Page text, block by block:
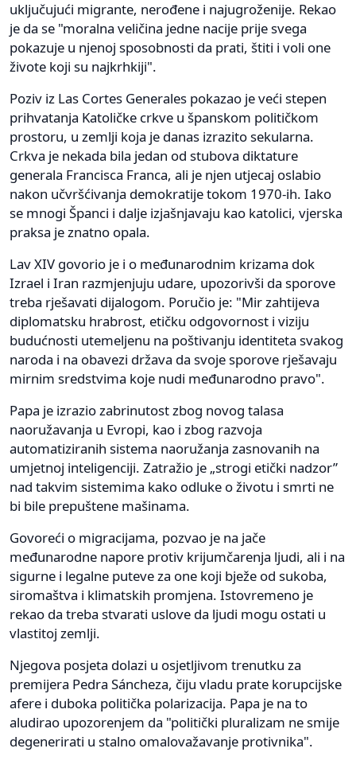
uključujući migrante, nerođene i najugroženije. Rekao
je da se "moralna veličina jedne nacije prije svega
pokazuje u njenoj sposobnosti da prati, štiti i voli one
živote koji su najkrhkiji".
Poziv iz Las Cortes Generales pokazao je veći stepen
prihvatanja Katoličke crkve u španskom političkom
prostoru, u zemlji koja je danas izrazito sekularna.
Crkva je nekada bila jedan od stubova diktature
generala Francisca Franca, ali je njen utjecaj oslabio
nakon učvršćivanja demokratije tokom 1970-ih. Iako
se mnogi Španci i dalje izjašnjavaju kao katolici, vjerska
praksa je znatno opala.
Lav XIV govorio je i o međunarodnim krizama dok
Izrael i Iran razmjenjuju udare, upozorivši da sporove
treba rješavati dijalogom. Poručio je: "Mir zahtijeva
diplomatsku hrabrost, etičku odgovornost i viziju
budućnosti utemeljenu na poštivanju identiteta svakog
naroda i na obavezi država da svoje sporove rješavaju
mirnim sredstvima koje nudi međunarodno pravo".
Papa je izrazio zabrinutost zbog novog talasa
naoružavanja u Evropi, kao i zbog razvoja
automatiziranih sistema naoružanja zasnovanih na
umjetnoj inteligenciji. Zatražio je „strogi etički nadzor”
nad takvim sistemima kako odluke o životu i smrti ne
bi bile prepuštene mašinama.
Govoreći o migracijama, pozvao je na jače
međunarodne napore protiv krijumčarenja ljudi, ali i na
sigurne i legalne puteve za one koji bježe od sukoba,
siromaštva i klimatskih promjena. Istovremeno je
rekao da treba stvarati uslove da ljudi mogu ostati u
vlastitoj zemlji.
Njegova posjeta dolazi u osjetljivom trenutku za
premijera Pedra Sáncheza, čiju vladu prate korupcijske
afere i duboka politička polarizacija. Papa je na to
aludirao upozorenjem da "politički pluralizam ne smije
degenerirati u stalno omalovažavanje protivnika".